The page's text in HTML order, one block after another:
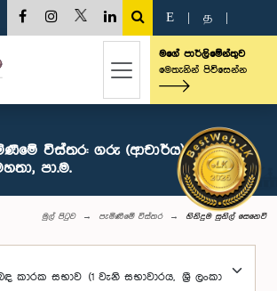
E த
මගේ පාර්ලිමේන්තුව
මෙතැනින් පිවිසෙන්න
විස්තර: ගරු (ආචාර්ය) හිනිදුම
පා.ම.
මුල් පිටුව පැමිණීමේ විස්තර හිනිදුම සුනිල් සෙ‍නෙවි